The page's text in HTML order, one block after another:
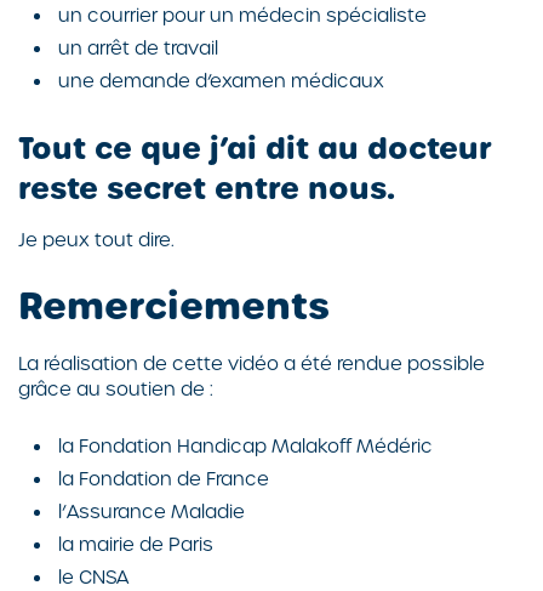
un courrier pour un médecin spécialiste
un arrêt de travail
une demande d’examen médicaux
Tout ce que j’ai dit au docteur
reste secret entre nous.
Je peux tout dire.
Remerciements
La réalisation de cette vidéo a été rendue possible
grâce au soutien de :
la Fondation Handicap Malakoff Médéric
la Fondation de France
l’Assurance Maladie
la mairie de Paris
le CNSA